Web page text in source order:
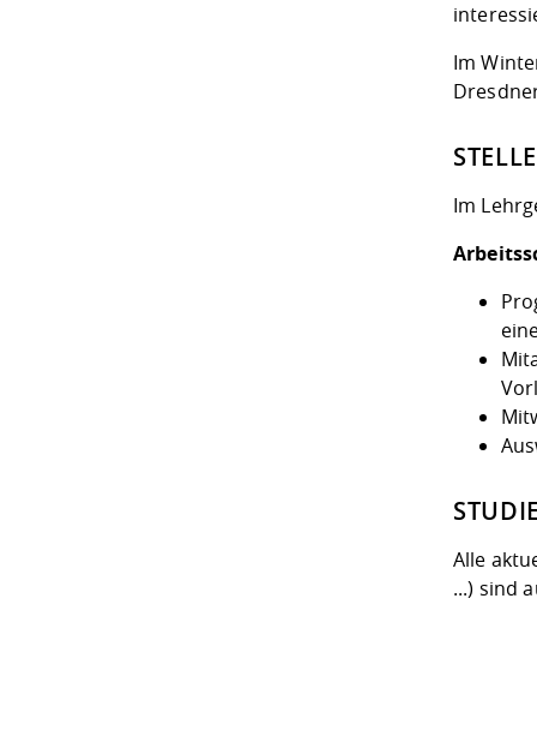
Im
Im
Alle
...) sind